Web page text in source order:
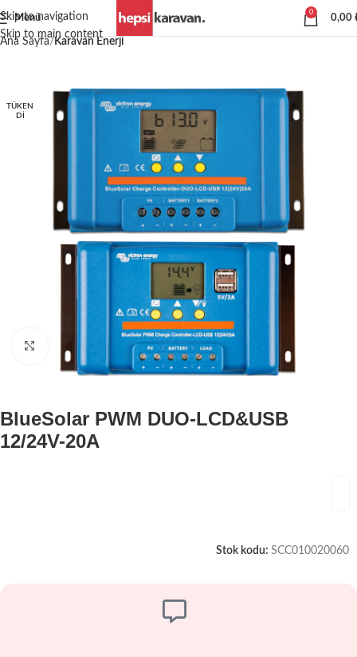
Skip to navigation
Skip to main content
Menü
0
0,00
Ana Sayfa Karavan Enerji
TÜKEN
DI
Büyütmek için tıklayın
BlueSolar PWM DUO-LCD&USB
12/24V-20A
Stok kodu: SCC010020060